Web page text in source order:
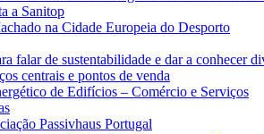
a Sanitop
na Cidade Europeia do Desporto
falar de sustentabilidade e dar a conhecer
centrais e pontos de venda
de Edifícios – Comércio e Serviços
Passivhaus Portugal